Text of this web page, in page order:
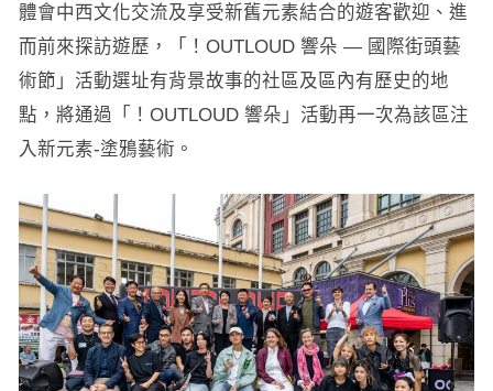
體會中西文化交流及享受新舊元素結合的遊客歡迎、進
而前來探訪遊歷，「！OUTLOUD 響朵 — 國際街頭藝
術節」活動選址有背景故事的社區及區內有歷史的地
點，將通過「！OUTLOUD 響朵」活動再一次為該區注
入新元素-塗鴉藝術。